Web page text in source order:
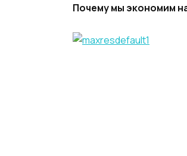
Почему мы экономим